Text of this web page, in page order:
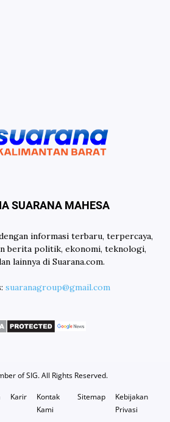
SUARANA MAHESA
informasi terbaru, terpercaya,
berita politik, ekonomi, teknologi,
lainnya di Suarana.com.
suaranagroup@gmail.com
ofSIG. All Rights Reserved.
Karir
Kontak
Kami
Sitemap
Kebijakan
Privasi